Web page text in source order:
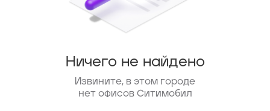
Ничего не найдено
Извините, в этом городе
нет офисов Ситимобил